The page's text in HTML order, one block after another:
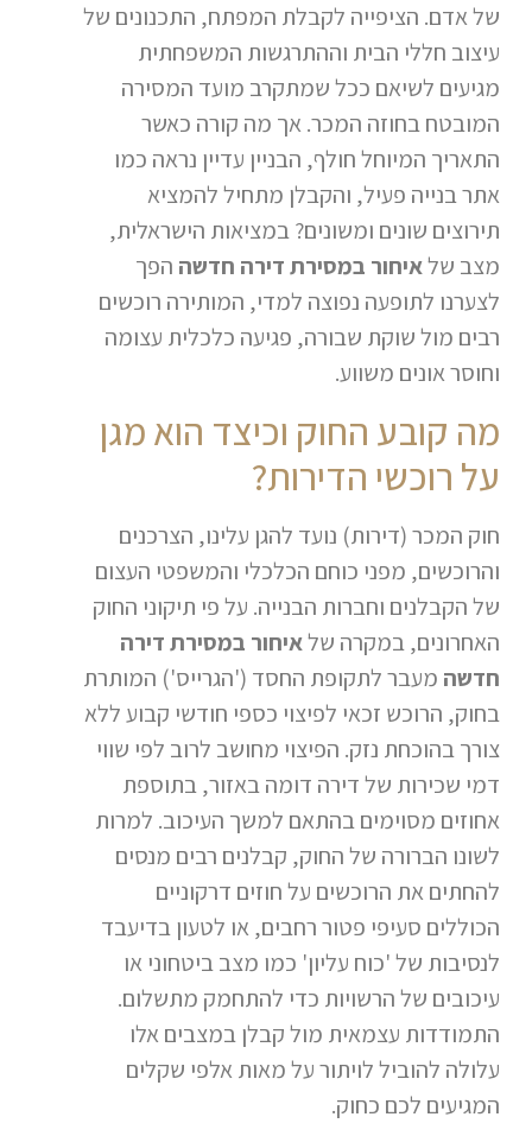
של אדם. הציפייה לקבלת המפתח, התכנונים של
עיצוב חללי הבית וההתרגשות המשפחתית
מגיעים לשיאם ככל שמתקרב מועד המסירה
המובטח בחוזה המכר. אך מה קורה כאשר
התאריך המיוחל חולף, הבניין עדיין נראה כמו
אתר בנייה פעיל, והקבלן מתחיל להמציא
תירוצים שונים ומשונים? במציאות הישראלית,
מצב שלאיחור במסירת דירה חדשה הפך
לצערנו לתופעה נפוצה למדי, המותירה רוכשים
רבים מול שוקת שבורה, פגיעה כלכלית עצומה
וחוסר אונים משווע.
מה קובע החוק וכיצד הוא מגן
על רוכשי הדירות?
חוק המכר (דירות) נועד להגן עלינו, הצרכנים
והרוכשים, מפני כוחם הכלכלי והמשפטי העצום
של הקבלנים וחברות הבנייה. על פי תיקוני החוק
האחרונים, במקרה שלאיחור במסירת דירה
חדשה מעבר לתקופת החסד ('הגרייס') המותרת
בחוק, הרוכש זכאי לפיצוי כספי חודשי קבוע ללא
צורך בהוכחת נזק. הפיצוי מחושב לרוב לפי שווי
דמי שכירות של דירה דומה באזור, בתוספת
אחוזים מסוימים בהתאם למשך העיכוב. למרות
לשונו הברורה של החוק, קבלנים רבים מנסים
להחתים את הרוכשים על חוזים דרקוניים
הכוללים סעיפי פטור רחבים, או לטעון בדיעבד
לנסיבות של 'כוח עליון' כמו מצב ביטחוני או
עיכובים של הרשויות כדי להתחמק מתשלום.
התמודדות עצמאית מול קבלן במצבים אלו
עלולה להוביל לויתור על מאות אלפי שקלים
המגיעים לכם כחוק.